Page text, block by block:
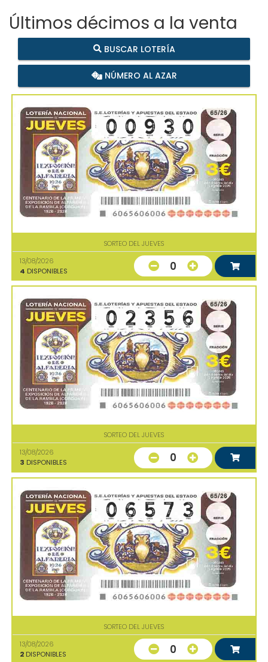
Últimos décimos a la venta
BUSCAR LOTERÍA
NÚMERO AL AZAR
SORTEO DEL JUEVES
13/08/2026
4 DISPONIBLES 0
SORTEO DEL JUEVES
13/08/2026
3 DISPONIBLES 0
SORTEO DEL JUEVES
13/08/2026
2 DISPONIBLES 0